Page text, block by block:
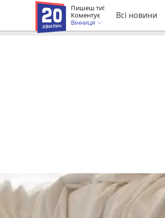
Пишеш ти!
Коментує
Вінниця
Всі новини